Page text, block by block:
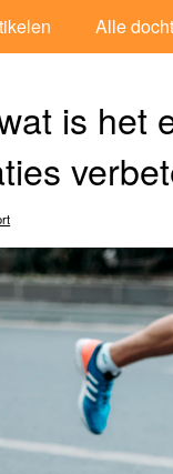
Alle
is het